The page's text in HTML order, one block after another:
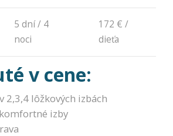
5 dní / 4
noci
172 € /
dieťa
v cene:
2,3,4 lôžkových izbách
izby
stránka počas
vašej návštevy
fungovala čo
najlepšie. Ak
cookie
niektoré
funkcie z
webovej